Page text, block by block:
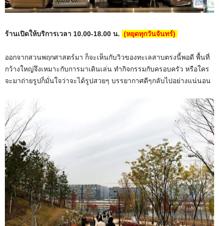
ร้านเปิดให้บริการเวลา 10.00-18.00 น. (หยุดทุกวันจันทร์)
ออกจากสวนพฤกศาสตร์มา ก็จะเห็นกับวิวของทะเลสาบตรงนี้พอดี พื้นที่
กว้างใหญ่จึงเหมาะกับการมาเดินเล่น ทำกิจกรรมกับครอบครัว หรือใคร
จะมาถ่ายรูปก็มั่นใจว่าจะได้รูปสวยๆ บรรยากาศดีๆกลับไปอย่างแน่นอน